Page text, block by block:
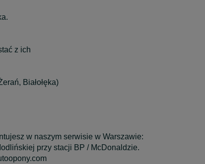
z ich
Białołęka)
w naszym serwisie w Warszawie:
przy stacji BP / McDonaldzie.